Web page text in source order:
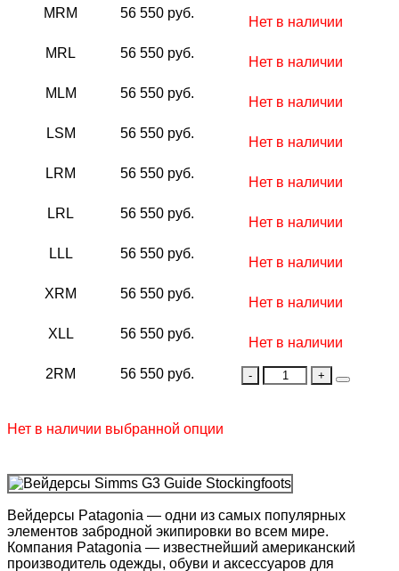
MRM 56 550 руб.
Нет в наличии
MRL 56 550 руб.
Нет в наличии
MLM 56 550 руб.
Нет в наличии
LSM 56 550 руб.
Нет в наличии
LRM 56 550 руб.
Нет в наличии
LRL 56 550 руб.
Нет в наличии
LLL 56 550 руб.
Нет в наличии
XRM 56 550 руб.
Нет в наличии
XLL 56 550 руб.
Нет в наличии
2RM 56 550 руб.
Нет в наличии выбранной опции
Вейдерсы Patagonia — одни из самых популярных
элементов забродной экипировки во всем мире.
Компания Patagonia — известнейший американский
производитель одежды, обуви и аксессуаров для